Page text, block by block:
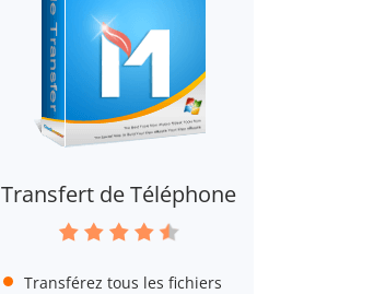
Transfert de Téléphone
Transférez tous les fichiers